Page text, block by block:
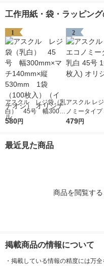
工作用紙・袋・ラッピン
1
アスクル レジ袋（乳
白） 45号 幅300m
m×マチ140mm×縦53
リジナル
580円
2
アスクル レ
ノミータイプ
号 1袋(100枚
479円
最近見た商品
商品を閲覧す
掲載商品の情報について
・ 掲載している情報の精度には万